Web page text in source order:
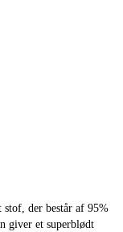
der består af 95%
giver et superblødt